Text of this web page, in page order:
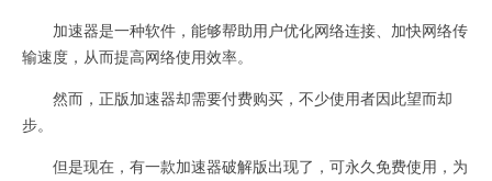
加速器是一种软件，能够帮助用户优化网络连接、加快网络传
输速度，从而提高网络使用效率。
然而，正版加速器却需要付费购买，不少使用者因此望而却
步。
但是现在，有一款加速器破解版出现了，可永久免费使用，为